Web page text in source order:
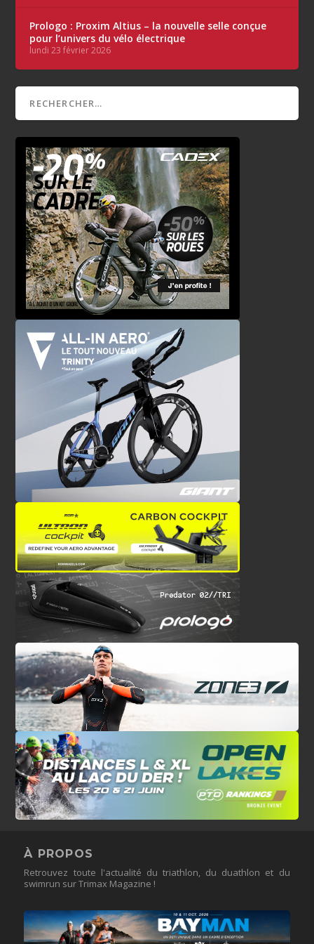
Prologo : Proxim Altius – la nouvelle selle conçue
pour l’univers du vélo électrique
lundi 23 février 2026
À PROPOS
Retrouvez toute l'actualité du triathlon, du duathlon et du
swimrun sur Trimax Magazine !